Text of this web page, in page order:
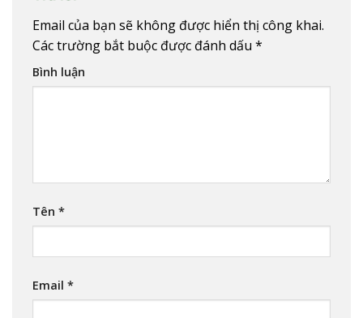
Email của bạn sẽ không được hiển thị công khai.
Các trường bắt buộc được đánh dấu *
Bình luận
Tên *
Email *